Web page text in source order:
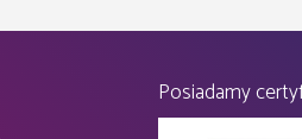
Posiadamy